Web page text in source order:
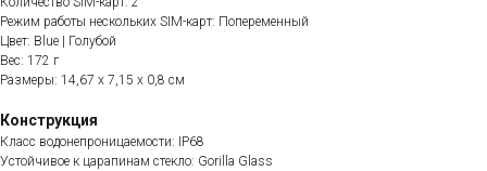
Режим работы нескольких SIM-карт: Попеременный
Цвет: Blue | Голубой
Вес: 172 г
Размеры: 14,67 x 7,15 x 0,8 см
Конструкция
Класс водонепроницаемости: IP68
Устойчивое к царапинам стекло: Gorilla Glass